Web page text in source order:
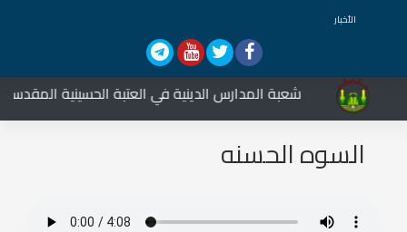
الأخبار
شعبة المدارس الدينية في العتبة الحسينية
السوه الحسنه